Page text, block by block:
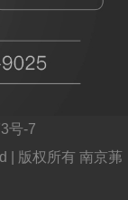
号-7
| 版权所有 南京茀